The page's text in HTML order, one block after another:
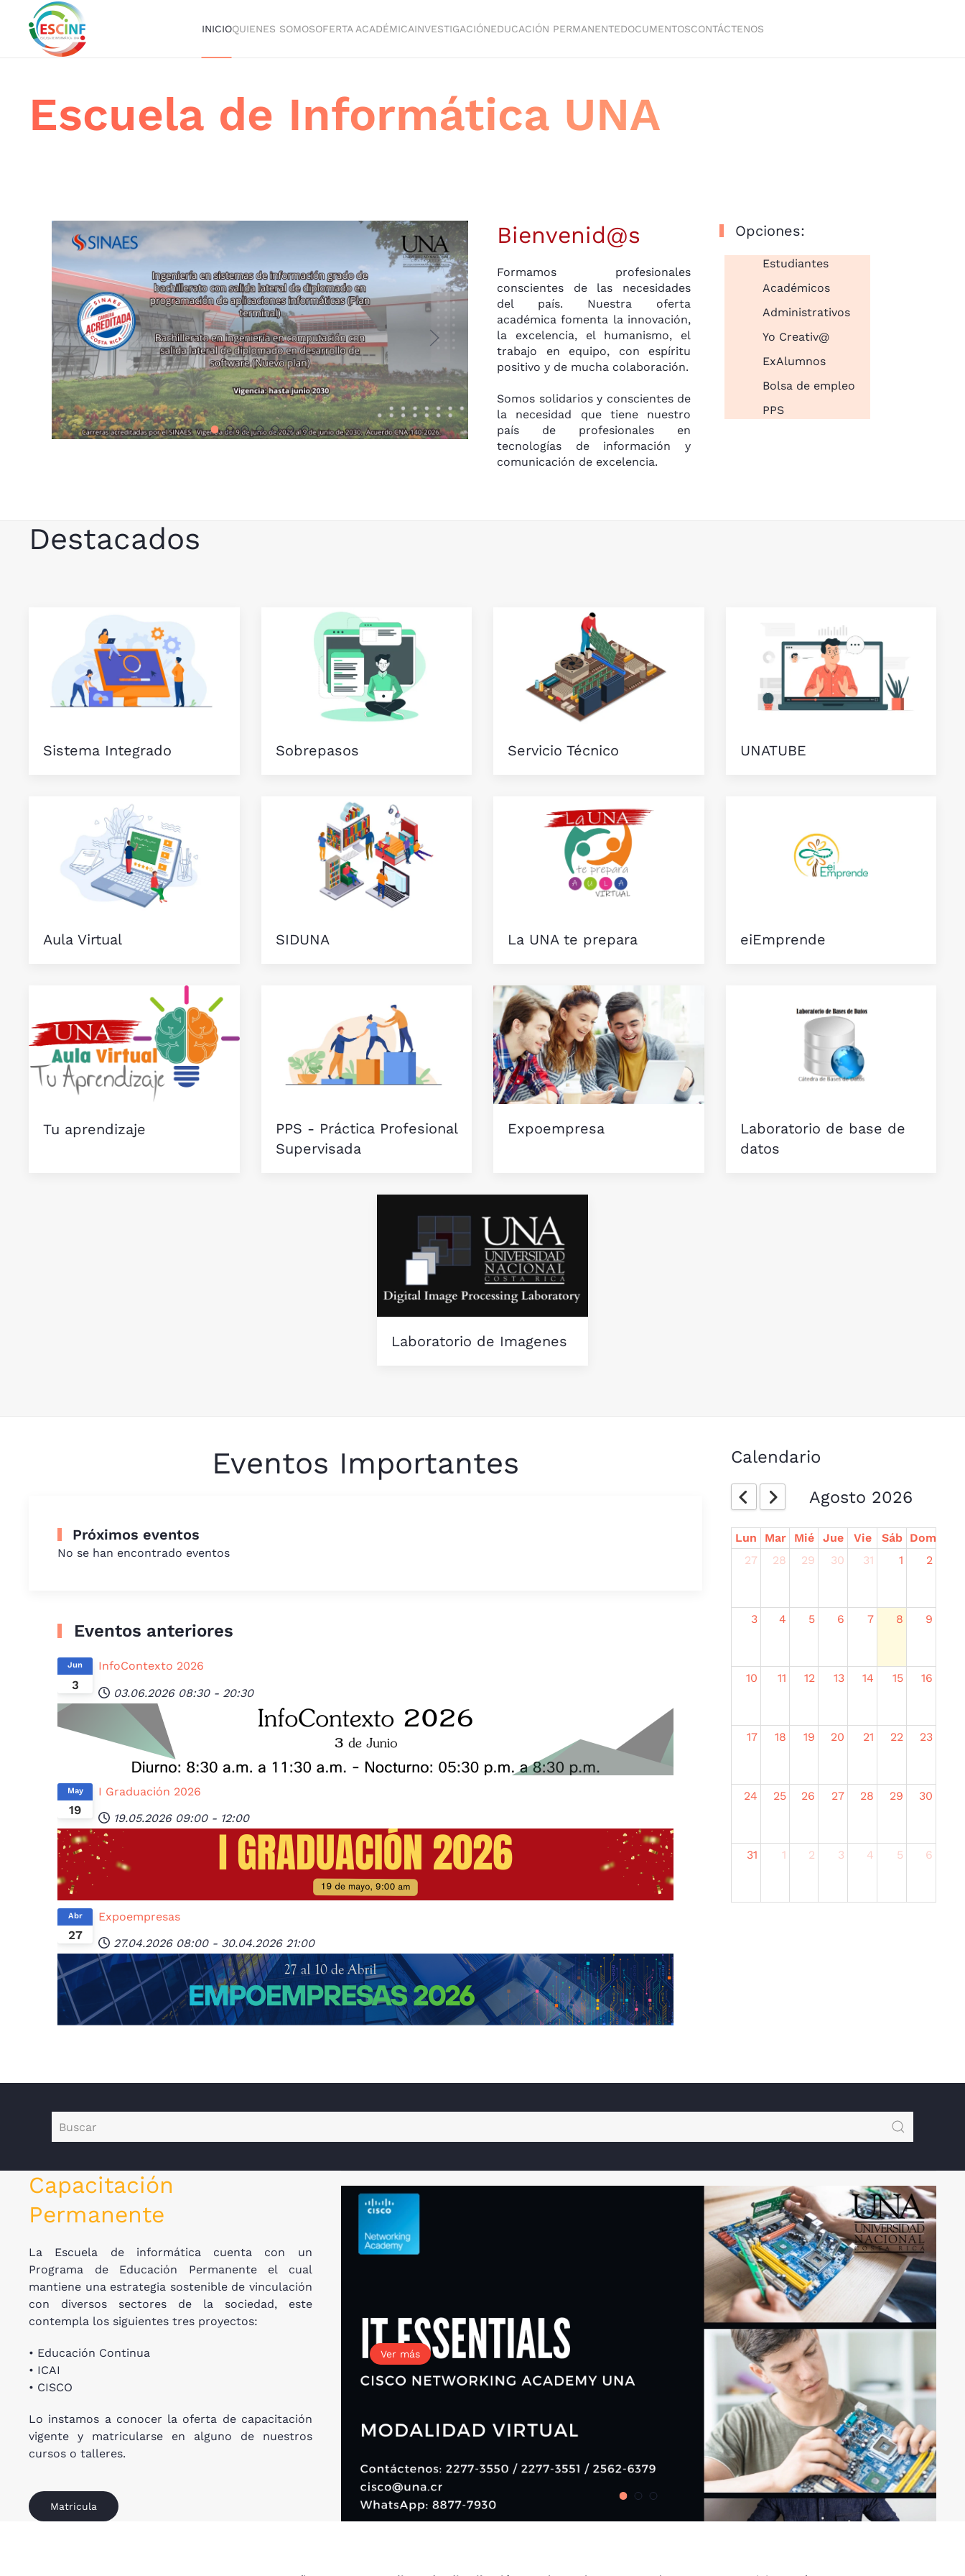
Skip to main content
INICIOQUIENES SOMOSOFERTA ACADÉMICAINVESTIGACIÓNEDUCACIÓN PERMANENTEDOCUMENTOSCONTÁCTENOS
Escuela de Informática UNA
Bienvenid@s
Formamos profesionales
conscientes de las necesidades
del país. Nuestra oferta
académica fomenta la innovación,
la excelencia, el humanismo, el
trabajo en equipo, con espíritu
positivo y de mucha colaboración.
Somos solidarios y conscientes de
la necesidad que tiene nuestro
país de profesionales en
tecnologías de información y
comunicación de excelencia.
Opciones:
Estudiantes
Académicos
Administrativos
Yo Creativ@
ExAlumnos
Bolsa de empleo
PPS
Destacados
Sistema Integrado Sobrepasos Servicio Técnico UNATUBE
Aula Virtual SIDUNA La UNA te prepara eiEmprende
Tu aprendizaje
PPS - Práctica Profesional
Supervisada
Expoempresa
Laboratorio de base de
datos
Laboratorio de Imagenes
Eventos Importantes
Próximos eventos
No se han encontrado eventos
Eventos anteriores
3
Jun
InfoContexto 2026
03.06.2026 08:30 - 20:30
19
May
I Graduación 2026
19.05.2026 09:00 - 12:00
27
Abr
Expoempresas
27.04.2026 08:00 - 30.04.2026 21:00
Calendario
Agosto 2026
Lun Mar Mié Jue Vie Sáb
Dom
27
28 29 30 31 1 2
3 4 5 6 7 8 9
10 11 12 13 14 15 16
17 18 19 20 21 22 23
24 25 26 27 28 29 30
31 1 2 3 4 5 6
Capacitación
Permanente
La Escuela de informática cuenta con un
Programa de Educación Permanente el cual
mantiene una estrategia sostenible de vinculación
con diversos sectores de la sociedad, este
contempla los siguientes tres proyectos:
• Educación Continua
• ICAI
• CISCO
Lo instamos a conocer la oferta de capacitación
vigente y matricularse en alguno de nuestros
cursos o talleres.
Matricula
Ver más